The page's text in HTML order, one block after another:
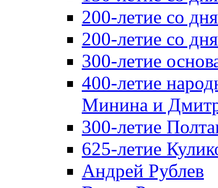
200-летие со
200-летие со
300-летие
400-летие
Минина и
300-летие
625-летие
Андрей Рублев